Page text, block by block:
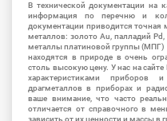
В технической документации на
информация по перечню и
документации приводится точная
металлов: золото Au, палладий Pd,
металлы платиновой группы (МПГ)
находятся в природе в очень
столь высокую цену. У нас на
характеристиками приборов
драгметаллов в приборах и
ваше внимание, что часто
отличается от справочного в